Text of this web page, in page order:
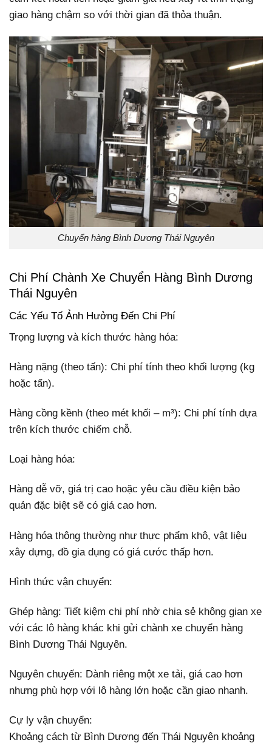
giao hàng chậm so với thời gian đã thỏa thuận.
Chuyển hàng Bình Dương Thái Nguyên
Chi Phí Chành Xe Chuyển Hàng Bình Dương
Thái Nguyên
Các Yếu Tố Ảnh Hưởng Đến Chi Phí
Trọng lượng và kích thước hàng hóa:
Hàng nặng (theo tấn): Chi phí tính theo khối lượng (kg
hoặc tấn).
Hàng cồng kềnh (theo mét khối – m³): Chi phí tính dựa
trên kích thước chiếm chỗ.
Loại hàng hóa:
Hàng dễ vỡ, giá trị cao hoặc yêu cầu điều kiện bảo
quản đặc biệt sẽ có giá cao hơn.
Hàng hóa thông thường như thực phẩm khô, vật liệu
xây dựng, đồ gia dụng có giá cước thấp hơn.
Hình thức vận chuyển:
Ghép hàng: Tiết kiệm chi phí nhờ chia sẻ không gian xe
với các lô hàng khác khi gửi chành xe chuyển hàng
Bình Dương Thái Nguyên.
Nguyên chuyến: Dành riêng một xe tải, giá cao hơn
nhưng phù hợp với lô hàng lớn hoặc cần giao nhanh.
Cự ly vận chuyển:
Khoảng cách từ Bình Dương đến Thái Nguyên khoảng